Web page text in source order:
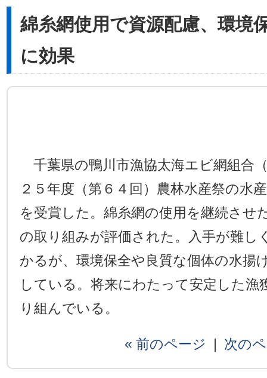
綿糸網使用で資源配慮、環境
に効果
千葉県の鴨川市漁協太海エビ網組合
２５年度（第６４回）農林水産祭の水
を受賞した。綿糸網の使用を継続させ
の取り組みが評価された。入手が難し
かるが、環境保全や良質な個体の水揚
している。将来にわたって安定した漁
り組んでいる。
« 前のページ | 次の